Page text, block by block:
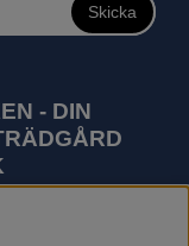
Skicka
- DIN
och